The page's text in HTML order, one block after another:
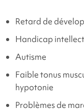
Retard de
Handicap
Autisme
Faible tonus
hypotonie
Problèmes de